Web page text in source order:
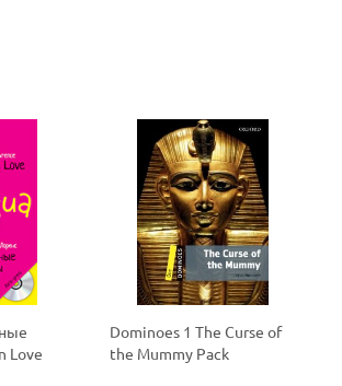
Love
Dominoes 1 The Curse of
the Mummy Pack
конфидициальности
конфидициальности